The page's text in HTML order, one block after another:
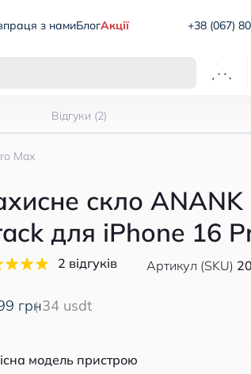
з намиБлогАкції +38 (067)
Max
Відгуки (2)
скло
для iPhone 16
2 відгуків Артикул (SKU)
грн34 usdt
модель пристрою